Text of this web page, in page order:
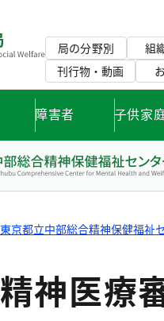
局の分野別
組
刊行物・動画
障害者 子供家
東京都立中部総合精神保健福祉
精神医療